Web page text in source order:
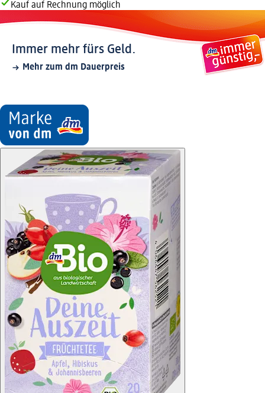
Kauf auf Rechnung möglich
Immer mehr fürs Geld.
Mehr zum dm Dauerpreis